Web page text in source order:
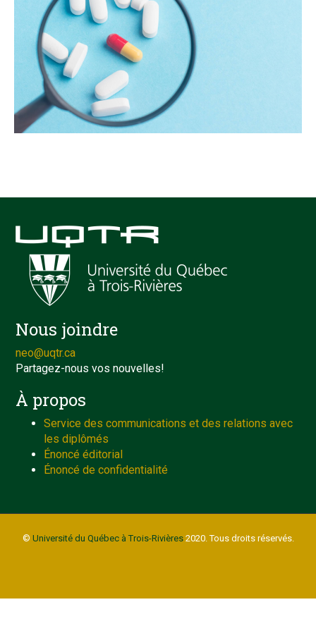
Nous joindre
neo@uqtr.ca
Partagez-nous vos nouvelles!
À propos
Service des communications et des relations avec
les diplômés
Énoncé éditorial
Énoncé de confidentialité
© Université du Québec à Trois-Rivières2020. Tous droits réservés.